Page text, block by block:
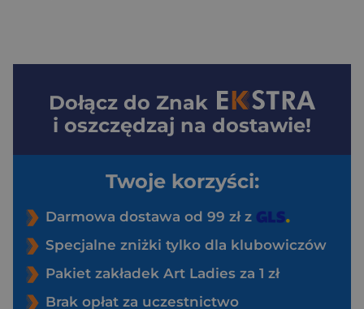
Dołącz do Znak
i oszczędzaj na dostawie!
Twoje korzyści:
Darmowa dostawa od 99 zł z
Specjalne zniżki tylko dla klubowiczów
Pakiet zakładek Art Ladies za 1 zł
Brak opłat za uczestnictwo